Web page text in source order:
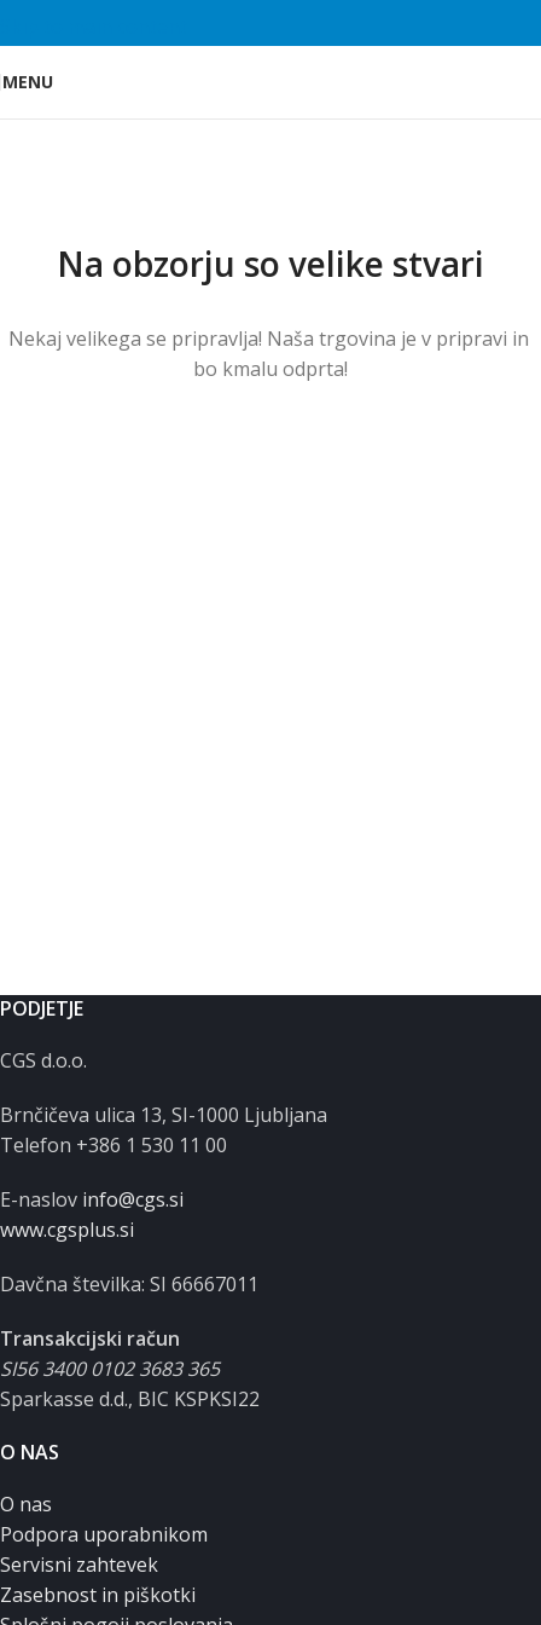
MENU
Na obzorju so velike stvari
Nekaj ​​velikega se pripravlja! Naša trgovina je v pripravi in ​​
bo kmalu odprta!
PODJETJE
CGS d.o.o.
Brnčičeva ulica 13, SI-1000 Ljubljana
Telefon +386 1 530 11 00
E-naslov info@cgs.si
www.cgsplus.si
Davčna številka: SI 66667011
Transakcijski račun
SI56 3400 0102 3683 365
Sparkasse d.d., BIC KSPKSI22
O NAS
O nas
Podpora uporabnikom
Servisni zahtevek
Zasebnost in piškotki